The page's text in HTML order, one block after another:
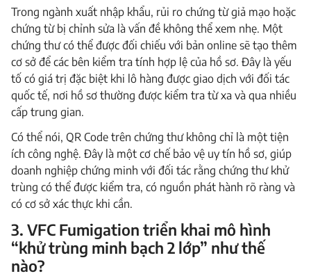
Trong ngành xuất nhập khẩu, rủi ro chứng từ giả mạo hoặc
chứng từ bị chỉnh sửa là vấn đề không thể xem nhẹ. Một
chứng thư có thể được đối chiếu với bản online sẽ tạo thêm
cơ sở để các bên kiểm tra tính hợp lệ của hồ sơ. Đây là yếu
tố có giá trị đặc biệt khi lô hàng được giao dịch với đối tác
quốc tế, nơi hồ sơ thường được kiểm tra từ xa và qua nhiều
cấp trung gian.
Có thể nói, QR Code trên chứng thư không chỉ là một tiện
ích công nghệ. Đây là một cơ chế bảo vệ uy tín hồ sơ, giúp
doanh nghiệp chứng minh với đối tác rằng chứng thư khử
trùng có thể được kiểm tra, có nguồn phát hành rõ ràng và
có cơ sở xác thực khi cần.
3. VFC Fumigation triển khai mô hình
“khử trùng minh bạch 2 lớp” như thế
nào?